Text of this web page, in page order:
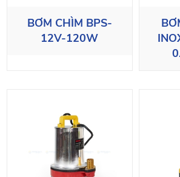
BƠM CHÌM BPS-
12V-120W